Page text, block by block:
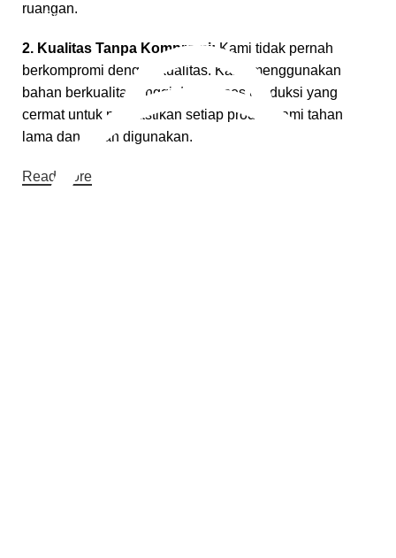
ruangan.
2. Kualitas Tanpa Kompromi: Kami tidak pernah
berkompromi dengan kualitas. Kami menggunakan
bahan berkualitas tinggi dan proses produksi yang
cermat untuk memastikan setiap produk kami tahan
lama dan aman digunakan.
Read More
Cara Pembayaran